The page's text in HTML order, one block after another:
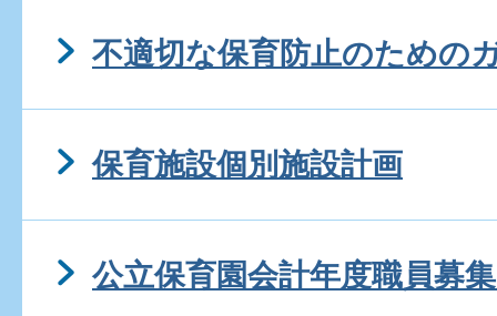
不適切な保育防止のための
保育施設個別施設計画
公立保育園会計年度職員募